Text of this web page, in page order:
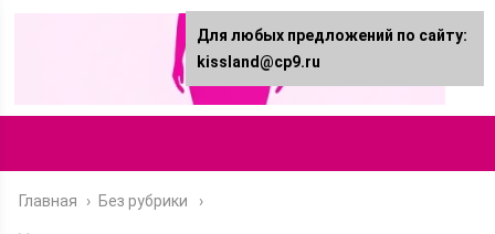
Главная › Без рубрики
Для любых предложений по сайту:
kissland@cp9.ru